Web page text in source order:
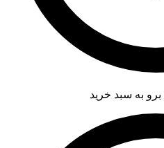
برو به سبد خرید